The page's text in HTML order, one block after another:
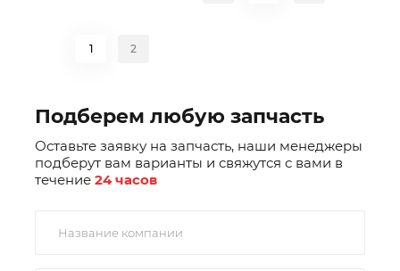
1 2
Подберем любую запчасть
Оставьте заявку на запчасть, наши менеджеры
подберут вам варианты и свяжутся с вами в
течение 24 часов